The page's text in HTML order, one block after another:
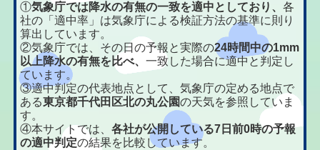
①気象庁では降水の有無の一致を適中としており、各
社の「適中率」は気象庁による検証方法の基準に則り
算出しています。
②気象庁では、その日の予報と実際の24時間中の1mm
以上降水の有無を比べ、一致した場合に適中と判定し
ています。
③適中判定の代表地点として、気象庁の定める地点で
ある東京都千代田区北の丸公園の天気を参照していま
す。
④本サイトでは、各社が公開している7日前0時の予報
の適中判定の結果を比較しています。